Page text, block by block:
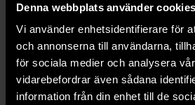
Denna webbplats använder cookies
Vi använder enhetsidentifierare för
och annonserna till användarna,
för sociala medier och analysera
vidarebefordrar även sådana
information från din enhet till de
Kpop Demon Hunters Stationery Set
K-Pop Demon Hunters
169 kr 249